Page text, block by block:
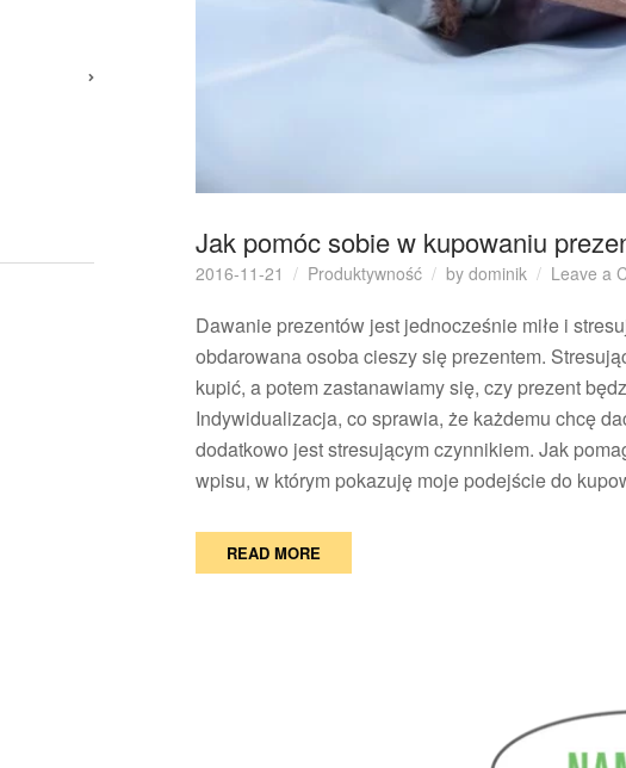
Jak pomóc sobie w kupowaniu
2016-11-21 Produktywność by dominik Leave a
Dawanie prezentów jest jednocześnie miłe i
obdarowana osoba cieszy się prezentem.
kupić, a potem zastanawiamy się, czy prezent
Indywidualizacja, co sprawia, że każdemu chcę
dodatkowo jest stresującym czynnikiem. Jak
wpisu, w którym pokazuję moje podejście do
READ MORE